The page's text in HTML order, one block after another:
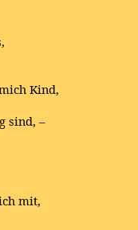
Kind,
sind, –
mit,